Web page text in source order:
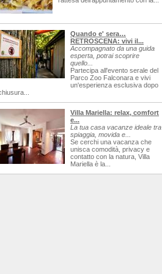
Quando e' sera…
RETROSCENA: vivi il...
Accompagnato da una guida
esperta, potrai scoprire
quello...
Partecipa all'evento serale del
Parco Zoo Falconara e vivi
un'esperienza esclusiva dopo
Villa Mariella: relax, comfort
e...
La tua casa vacanze ideale tra
spiaggia, movida e...
Se cerchi una vacanza che
unisca comodità, privacy e
contatto con la natura, Villa
Mariella è la...